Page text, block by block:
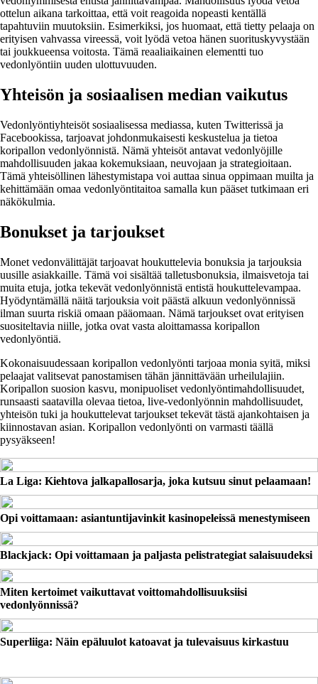
ottelun aikana tarkoittaa, että voit reagoida nopeasti kentällä
tapahtuviin muutoksiin. Esimerkiksi, jos huomaat, että tietty pelaaja on
erityisen vahvassa vireessä, voit lyödä vetoa hänen suorituskyvystään
tai joukkueensa voitosta. Tämä reaaliaikainen elementti tuo
vedonlyöntiin uuden ulottuvuuden.
Yhteisön ja sosiaalisen median vaikutus
Vedonlyöntiyhteisöt sosiaalisessa mediassa, kuten Twitterissä ja
Facebookissa, tarjoavat johdonmukaisesti keskustelua ja tietoa
koripallon vedonlyönnistä. Nämä yhteisöt antavat vedonlyöjille
mahdollisuuden jakaa kokemuksiaan, neuvojaan ja strategioitaan.
Tämä yhteisöllinen lähestymistapa voi auttaa sinua oppimaan muilta ja
kehittämään omaa vedonlyöntitaitoa samalla kun pääset tutkimaan eri
näkökulmia.
Bonukset ja tarjoukset
Monet vedonvälittäjät tarjoavat houkuttelevia bonuksia ja tarjouksia
uusille asiakkaille. Tämä voi sisältää talletusbonuksia, ilmaisvetoja tai
muita etuja, jotka tekevät vedonlyönnistä entistä houkuttelevampaa.
Hyödyntämällä näitä tarjouksia voit päästä alkuun vedonlyönnissä
ilman suurta riskiä omaan pääomaan. Nämä tarjoukset ovat erityisen
suositeltavia niille, jotka ovat vasta aloittamassa koripallon
vedonlyöntiä.
Kokonaisuudessaan koripallon vedonlyönti tarjoaa monia syitä, miksi
pelaajat valitsevat panostamisen tähän jännittävään urheilulajiin.
Koripallon suosion kasvu, monipuoliset vedonlyöntimahdollisuudet,
runsaasti saatavilla olevaa tietoa, live-vedonlyönnin mahdollisuudet,
yhteisön tuki ja houkuttelevat tarjoukset tekevät tästä ajankohtaisen ja
kiinnostavan asian. Koripallon vedonlyönti on varmasti täällä
pysyäkseen!
La Liga: Kiehtova jalkapallosarja, joka kutsuu sinut pelaamaan!
Opi voittamaan: asiantuntijavinkit kasinopeleissä menestymiseen
Blackjack: Opi voittamaan ja paljasta peli­strategiat salaisuudeksi
Miten kertoimet vaikuttavat voittomahdollisuuksiisi
vedonlyönnissä?
Superliiga: Näin epäluulot katoavat ja tulevaisuus kirkastuu